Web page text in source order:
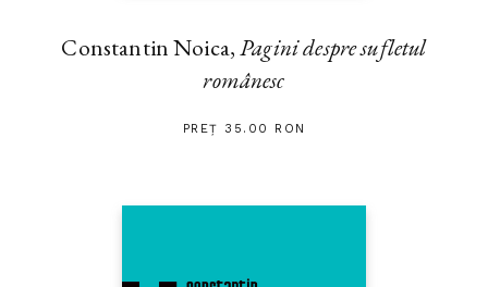
Constantin Noica,Pagini despre sufletul
românesc
PREȚ 35.00 RON